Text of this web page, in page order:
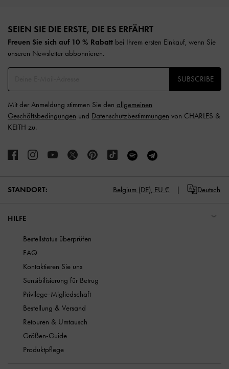
SEIEN SIE DIE ERSTE, DIE ES ERFÄHRT​
Freuen Sie sich auf 10 % Rabatt bei Ihrem ersten Einkauf, wenn Sie
unseren Newsletter abbonnieren.​
SUBSCRIBE
Mit der Anmeldung stimmen Sie den allgemeinen
Geschäftsbedingungen und Datenschutzbestimmungen von CHARLES &
KEITH zu.
STANDORT: Belgium (DE), EU € Deutsch
HILFE
Bestellstatus überprüfen
FAQ
Kontaktieren Sie uns
Sensibilisierung für Betrug
Privilege-Migliedschaft
Bestellung & Versand
Retouren & Umtausch
Größen-Guide
Produktpflege